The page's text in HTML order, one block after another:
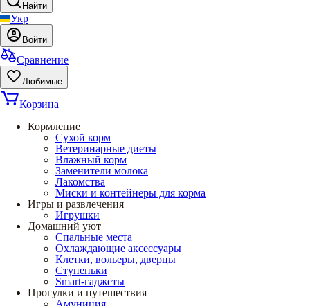
Найти
Укр
Войти
Сравнение
Любимые
Корзина
Кормление
Сухой корм
Ветеринарные диеты
Влажный корм
Заменители молока
Лакомства
Миски и контейнеры для корма
Игры и развлечения
Игрушки
Домашний уют
Спальные места
Охлаждающие аксессуары
Клетки, вольеры, дверцы
Ступеньки
Smart-гаджеты
Прогулки и путешествия
Амуниция